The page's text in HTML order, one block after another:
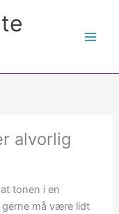
alvorlig
tonen i en
gerne må være lidt